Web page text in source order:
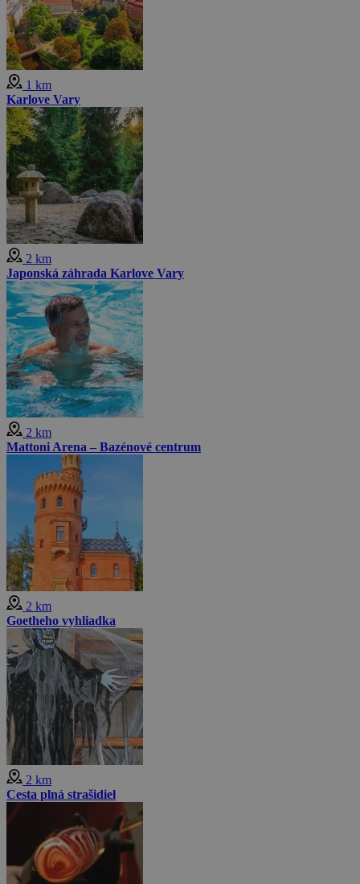
1 km
Karlove Vary
2 km
Japonská záhrada Karlove Vary
2 km
Mattoni Arena – Bazénové centrum
2 km
Goetheho vyhliadka
2 km
Cesta plná strašidiel